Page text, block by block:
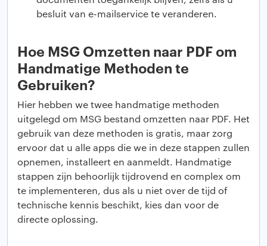
besluit van e-mailservice te veranderen.
Hoe MSG Omzetten naar PDF om
Handmatige Methoden te
Gebruiken?
Hier hebben we twee handmatige methoden
uitgelegd om MSG bestand omzetten naar PDF. Het
gebruik van deze methoden is gratis, maar zorg
ervoor dat u alle apps die we in deze stappen zullen
opnemen, installeert en aanmeldt. Handmatige
stappen zijn behoorlijk tijdrovend en complex om
te implementeren, dus als u niet over de tijd of
technische kennis beschikt, kies dan voor de
directe oplossing.